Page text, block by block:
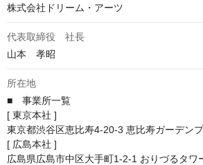
株式会社ドリーム・アーツ
代表取締役 社長
山本　孝昭
所在地
■　事業所一覧
[ 東京本社 ]
東京都渋谷区恵比寿4-20-3 恵比寿ガーデン
[ 広島本社 ]
広島県広島市中区大手町1-2-1 おりづるタワ